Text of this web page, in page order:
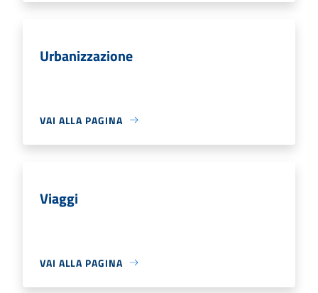
Urbanizzazione
VAI ALLA PAGINA
Viaggi
VAI ALLA PAGINA